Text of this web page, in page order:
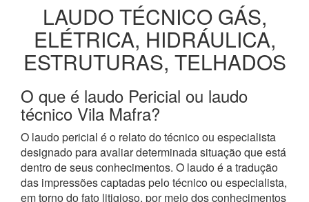
LAUDO TÉCNICO GÁS,
ELÉTRICA, HIDRÁULICA,
ESTRUTURAS, TELHADOS
O que é laudo Pericial ou laudo
técnico Vila Mafra?
O laudo pericial é o relato do técnico ou especialista
designado para avaliar determinada situação que está
dentro de seus conhecimentos. O laudo é a tradução
das impressões captadas pelo técnico ou especialista,
em torno do fato litigioso, por meio dos conhecimentos